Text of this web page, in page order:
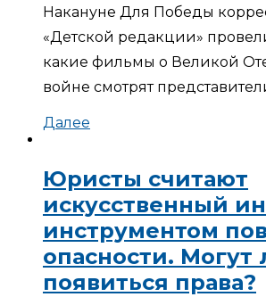
Накануне Для Победы
«Детской редакции»
какие фильмы о Великой
войне смотрят
Далее
Юристы считают
искусственный
инструментом
опасности. Могут
появиться права?